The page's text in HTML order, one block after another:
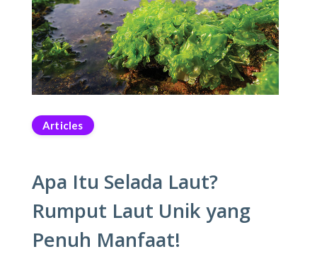
Articles
Apa Itu Selada Laut?
Rumput Laut Unik yang
Penuh Manfaat!